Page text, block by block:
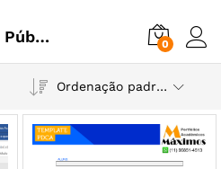
Gestão de Saúde Pública 0
Ordenação padrão